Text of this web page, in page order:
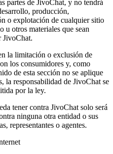
partes de JivoChat, y no tendrá
producción,
o explotación de cualquier sitio
u otros materiales que sean
JivoChat.
la limitación o exclusión de
los consumidores y, como
de esta sección no se aplique
la responsabilidad de JivoChat se
por la ley.
tener contra JivoChat solo será
ninguna otra entidad o sus
representantes o agentes.